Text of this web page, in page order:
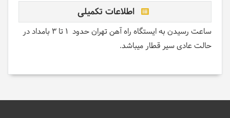
اطلاعات تکمیلی
ساعت رسیدن به ایستگاه راه آهن تهران حدود 1 تا 3 بامداد در
حالت عادی سیر قطار میباشد.